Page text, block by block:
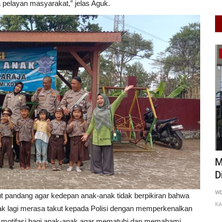
masyarakat,” jelas Aguk.
agar kedepan anak-anak tidak berpikiran bahwa
lagi merasa takut kepada Polisi dengan memperkenalkan
Pendidikan
Kawal PPDB Bersih Tanpa KKN, DPD
Rumah Hukum Indonesia...
Putu Ugram Swadharma Jun 8, 2026
Jawa Timur
KOTA MALANG
130 Laporkan